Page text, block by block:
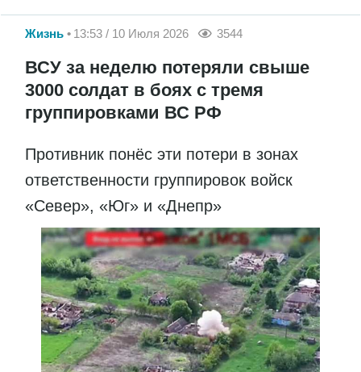
Жизнь 13:53 / 10 Июля 2026 3544
ВСУ за неделю потеряли свыше
3000 солдат в боях с тремя
группировками ВС РФ
Противник понёс эти потери в зонах
ответственности группировок войск
«Север», «Юг» и «Днепр»